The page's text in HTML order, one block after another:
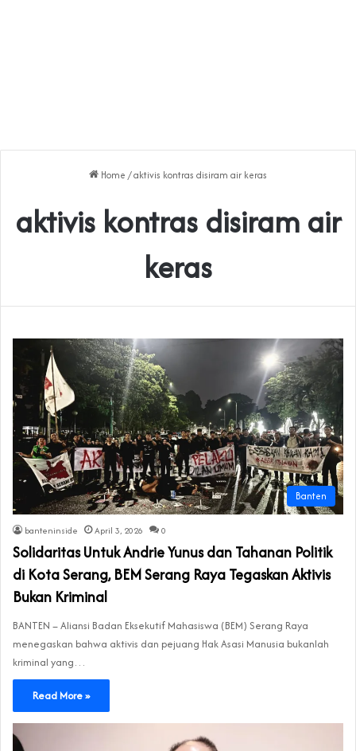
Home /aktivis kontras disiram air keras
aktivis kontras disiram air
keras
Banten
banteninside April 3, 2026 0
Solidaritas Untuk Andrie Yunus dan Tahanan Politik
di Kota Serang, BEM Serang Raya Tegaskan Aktivis
Bukan Kriminal
BANTEN – Aliansi Badan Eksekutif Mahasiswa (BEM) Serang Raya
menegaskan bahwa aktivis dan pejuang Hak Asasi Manusia bukanlah
kriminal yang…
Read More »